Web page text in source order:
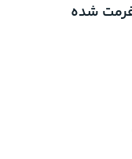
فرمت شده